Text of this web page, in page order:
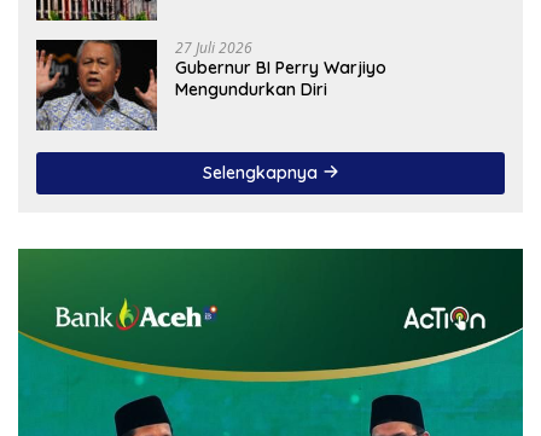
27 Juli 2026
Gubernur BI Perry Warjiyo
Mengundurkan Diri
Selengkapnya